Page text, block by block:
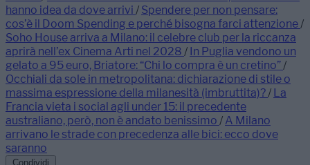
hanno idea da dove arrivi / Spendere per non pensare:
cos’è il Doom Spending e perché bisogna farci attenzione/
Soho House arriva a Milano: il celebre club per la riccanza
aprirà nell’ex Cinema Arti nel 2028 / In Puglia vendono un
gelato a 95 euro, Briatore: “Chi lo compra è un cretino”/
Occhiali da sole in metropolitana: dichiarazione di stile o
massima espressione della milanesità (imbruttita)?/ La
Francia vieta i social agli under 15: il precedente
australiano, però, non è andato benissimo / A Milano
arrivano le strade con precedenza alle bici: ecco dove
saranno
Condividi